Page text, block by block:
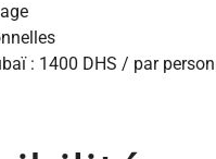
: 1400 DHS / par